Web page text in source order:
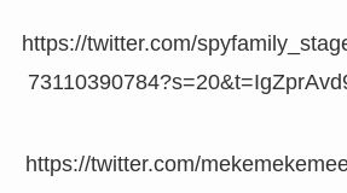
https://twitter.com/
https://twitter.com/